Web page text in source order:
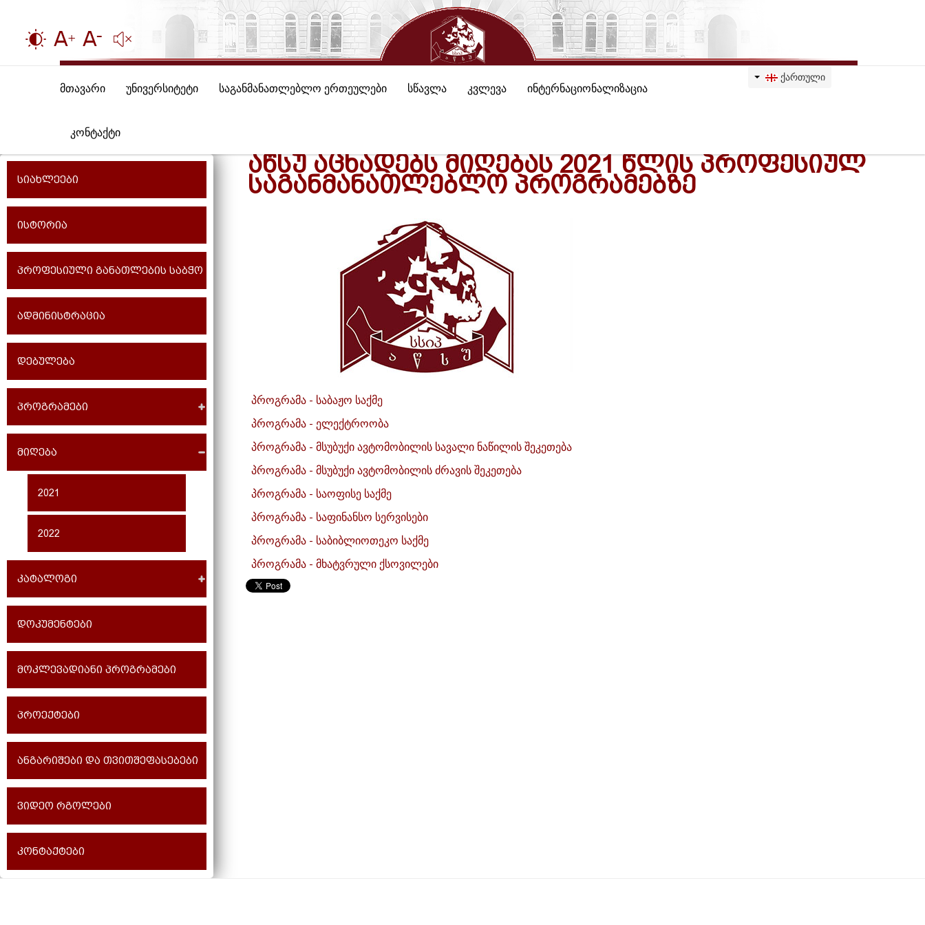
მთავარი უნივერსიტეტი საგანმანათლებლო ერთეულები სწავლა კვლევა ინტერნაციონალიზაცია
კონტაქტი
ᲥᲐᲠᲗᲣᲚᲘ
სიახლეები
ისტორია
პროფესიული განათლების საბჭო
ადმინისტრაცია
დებულება
პროგრამები
მიღება
2021
2022
კატალოგი
დოკუმენტები
მოკლევადიანი პროგრამები
პროექტები
ანგარიშები და თვითშეფასებები
ვიდეო რგოლები
კონტაქტები
ᲐᲬᲡᲣ ᲐᲪᲮᲐᲓᲔᲑᲡ ᲛᲘᲦᲔᲑᲐᲡ 2021 ᲬᲚᲘᲡ ᲞᲠᲝᲤᲔᲡᲘᲣᲚ
ᲡᲐᲒᲐᲜᲛᲐᲜᲐᲗᲚᲔᲑᲚᲝ ᲞᲠᲝᲒᲠᲐᲛᲔᲑᲖᲔ
პროგრამა - საბაჟო საქმე
პროგრამა - ელექტროობა
პროგრამა - მსუბუქი ავტომობილის სავალი ნაწილის შეკეთება
პროგრამა - მსუბუქი ავტომობილის ძრავის შეკეთება
პროგრამა - საოფისე საქმე
პროგრამა - საფინანსო სერვისები
პროგრამა - საბიბლიოთეკო საქმე
პროგრამა - მხატვრული ქსოვილები